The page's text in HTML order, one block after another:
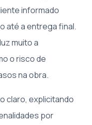
informado
até a entrega final.
muito a
o risco de
na obra.
claro, explicitando
por